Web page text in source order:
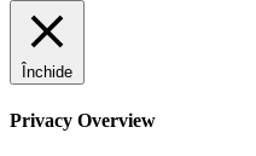
Închide
Privacy Overview